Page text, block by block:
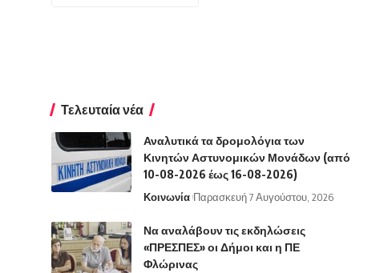
Τελευταία νέα
Αναλυτικά τα δρομολόγια των
Κινητών Αστυνομικών Μονάδων (από
10-08-2026 έως 16-08-2026)
Κοινωνία Παρασκευή 7 Αυγούστου, 2026
Να αναλάβουν τις εκδηλώσεις
«ΠΡΕΣΠΕΣ» οι Δήμοι και η ΠΕ
Φλώρινας